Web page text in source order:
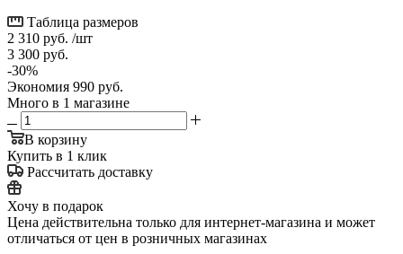
Таблица размеров
2 310 руб. /шт
3 300 руб.
-30%
Экономия 990 руб.
Много в 1 магазине
В корзину
Купить в 1 клик
Рассчитать доставку
Хочу в подарок
Цена действительна только для интернет-магазина и может
отличаться от цен в розничных магазинах